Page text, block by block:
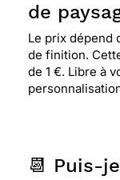
de
Le prix dépend
de finition.
de 1 €. Libre à
📆 Puis-